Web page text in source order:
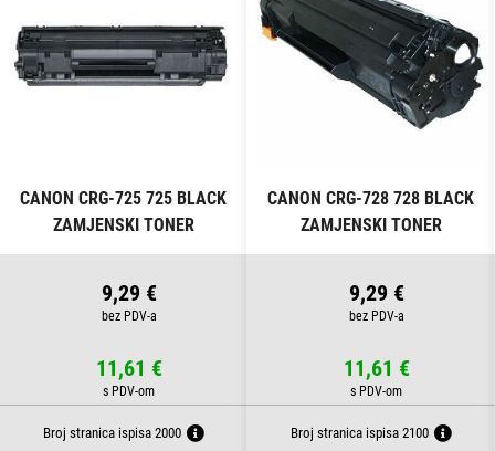
CANON CRG-725 725 BLACK
ZAMJENSKI TONER
9,29 €
11,61 €
Broj stranica ispisa 2000
CANON CRG-728 728 BLACK
ZAMJENSKI TONER
9,29 €
11,61 €
Broj stranica ispisa 2100